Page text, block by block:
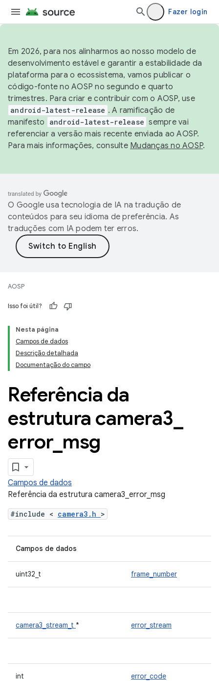
Fazer login
Em 2026, para nos alinharmos ao nosso modelo de
desenvolvimento estável e garantir a estabilidade da
plataforma para o ecossistema, vamos publicar o
código-fonte no AOSP no segundo e quarto
trimestres. Para criar e contribuir com o AOSP, use
android-latest-release . A ramificação de
manifesto
android-latest-release sempre vai
referenciar a versão mais recente enviada ao AOSP.
Para mais informações, consulte Mudanças no AOSP.
O Google usa tecnologia de IA na tradução de
conteúdos para seu idioma de preferência. As
traduções com IA podem ter erros.
AOSP
Isso foi útil?
Nesta página
Campos de dados
Descrição detalhada
Documentação do campo
Referência da
estrutura camera3
error_ msg
Campos de dados
Referência da estrutura camera3_error_msg
#include < camera3.h >
Campos de dados
uint32_t frame_number
camera3_stream_t * error_stream
int error_code